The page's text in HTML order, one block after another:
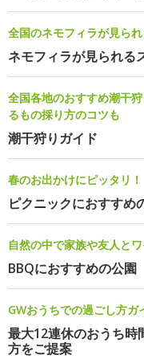
全国のネモフィラが見ら
ネモフィラが見られる
全国各地のおすすめ潮干
るもの採り方のコツも
潮干狩りガイド
春のお出かけにピッタリ！
ピクニックにおすすめ
自然の中で家族や友人と
BBQにおすすめの公園
GWおうちでの過ごし方ガ
最大12連休のおうち時
方をご提案